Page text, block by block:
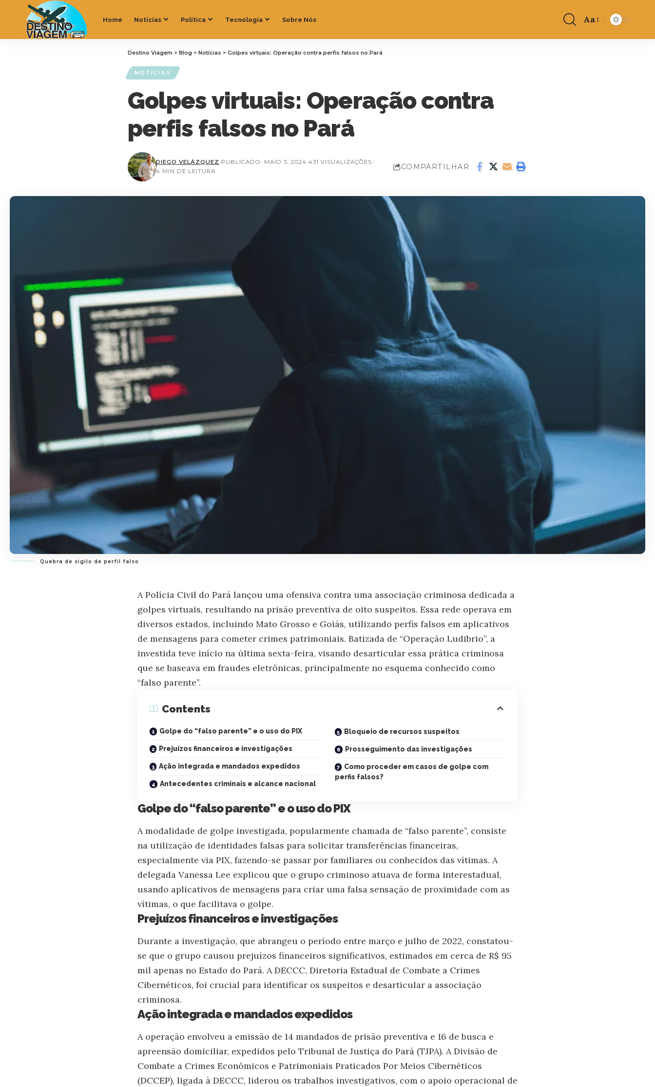
Home Notícias Política Tecnologia Sobre Nós Aa
Destino Viagem > Blog > Notícias > Golpes virtuais: Operação contra perfis falsos no Pará
NOTÍCIAS
Golpes virtuais: Operação contra
perfis falsos no Pará
DIEGO VELÁZQUEZ PUBLICADO: MAIO 3, 2024 431 VISUALIZAÇÕES
4 MIN DE LEITURA
COMPARTILHAR
Quebra de sigilo de perfil falso
A Polícia Civil do Pará lançou uma ofensiva contra uma associação criminosa dedicada a
golpes virtuais, resultando na prisão preventiva de oito suspeitos. Essa rede operava em
diversos estados, incluindo Mato Grosso e Goiás, utilizando perfis falsos em aplicativos
de mensagens para cometer crimes patrimoniais. Batizada de “Operação Ludibrio”, a
investida teve início na última sexta-feira, visando desarticular essa prática criminosa
que se baseava em fraudes eletrônicas, principalmente no esquema conhecido como
“falso parente”.
Contents
Golpe do “falso parente” e o uso do PIX
Prejuízos financeiros e investigações
Ação integrada e mandados expedidos
Antecedentes criminais e alcance nacional
Bloqueio de recursos suspeitos
Prosseguimento das investigações
Como proceder em casos de golpe com
perfis falsos?
Golpe do “falso parente” e o uso do PIX
A modalidade de golpe investigada, popularmente chamada de “falso parente”, consiste
na utilização de identidades falsas para solicitar transferências financeiras,
especialmente via PIX, fazendo-se passar por familiares ou conhecidos das vítimas. A
delegada Vanessa Lee explicou que o grupo criminoso atuava de forma interestadual,
usando aplicativos de mensagens para criar uma falsa sensação de proximidade com as
vítimas, o que facilitava o golpe.
Prejuízos financeiros e investigações
Durante a investigação, que abrangeu o período entre março e julho de 2022, constatou-
se que o grupo causou prejuízos financeiros significativos, estimados em cerca de R$ 95
mil apenas no Estado do Pará. A DECCC, Diretoria Estadual de Combate a Crimes
Cibernéticos, foi crucial para identificar os suspeitos e desarticular a associação
criminosa.
Ação integrada e mandados expedidos
A operação envolveu a emissão de 14 mandados de prisão preventiva e 16 de busca e
apreensão domiciliar, expedidos pelo Tribunal de Justiça do Pará (TJPA). A Divisão de
Combate a Crimes Econômicos e Patrimoniais Praticados Por Meios Cibernéticos
(DCCEP), ligada à DECCC, liderou os trabalhos investigativos, com o apoio operacional de